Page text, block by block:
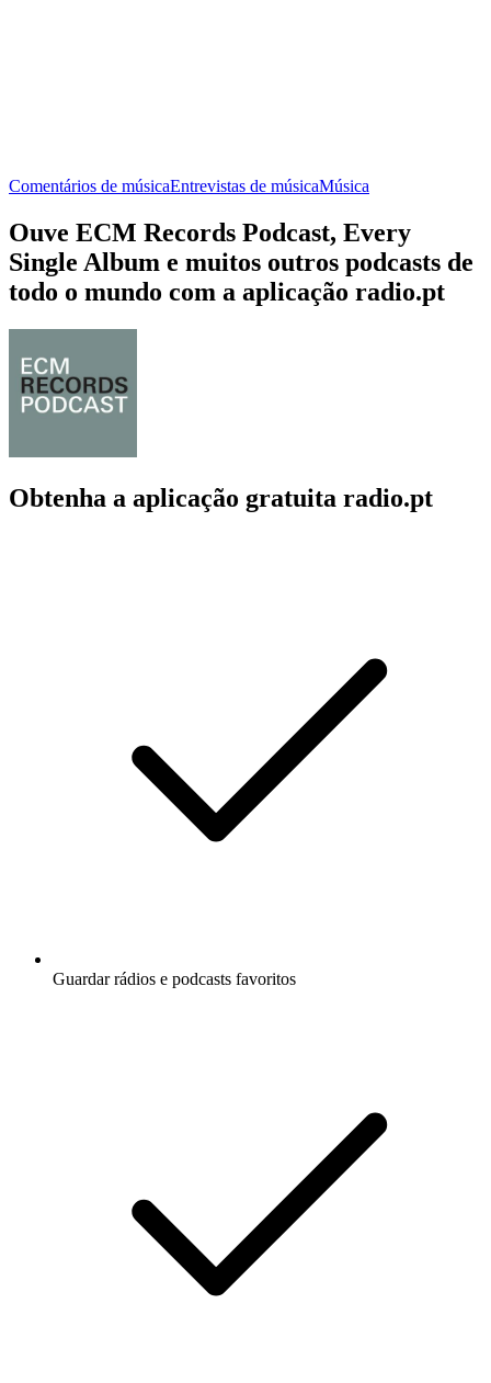
Comentários de músicaEntrevistas de músicaMúsica
Ouve ECM Records Podcast, Every
Single Album e muitos outros podcasts de
todo o mundo com a aplicação radio.pt
Obtenha a aplicação gratuita radio.pt
Guardar rádios e podcasts favoritos